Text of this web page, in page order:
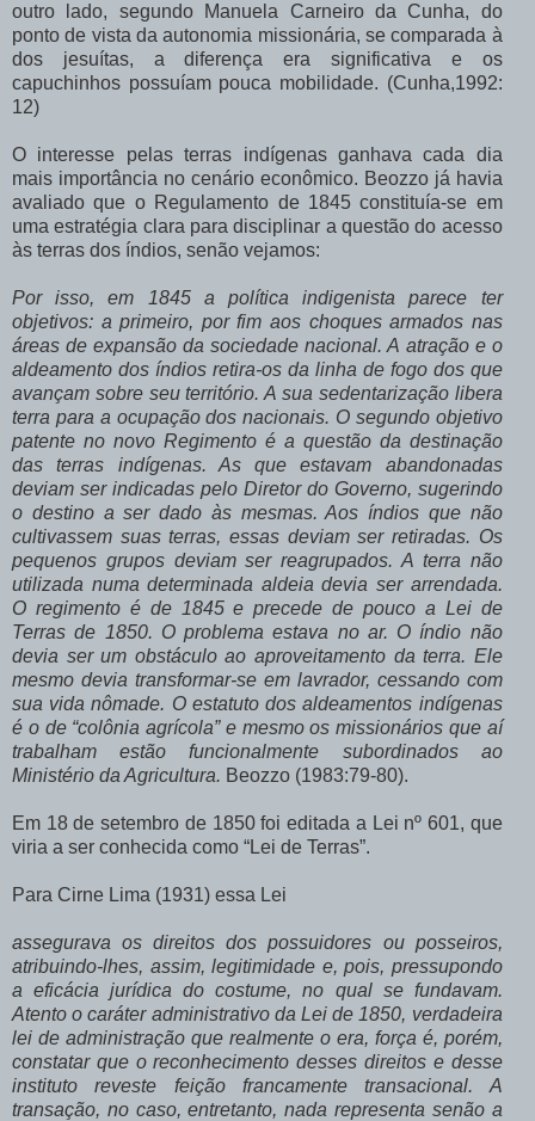
outro lado, segundo Manuela Carneiro da Cunha, do
ponto de vista da autonomia missionária, se comparada à
dos jesuítas, a diferença era significativa e os
capuchinhos possuíam pouca mobilidade. (Cunha,1992:
12)
O interesse pelas terras indígenas ganhava cada dia
mais importância no cenário econômico. Beozzo já havia
avaliado que o Regulamento de 1845 constituía-se em
uma estratégia clara para disciplinar a questão do acesso
às terras dos índios, senão vejamos:
Por isso, em 1845 a política indigenista parece ter
objetivos: a primeiro, por fim aos choques armados nas
áreas de expansão da sociedade nacional. A atração e o
aldeamento dos índios retira-os da linha de fogo dos que
avançam sobre seu território. A sua sedentarização libera
terra para a ocupação dos nacionais. O segundo objetivo
patente no novo Regimento é a questão da destinação
das terras indígenas. As que estavam abandonadas
deviam ser indicadas pelo Diretor do Governo, sugerindo
o destino a ser dado às mesmas. Aos índios que não
cultivassem suas terras, essas deviam ser retiradas. Os
pequenos grupos deviam ser reagrupados. A terra não
utilizada numa determinada aldeia devia ser arrendada.
O regimento é de 1845 e precede de pouco a Lei de
Terras de 1850. O problema estava no ar. O índio não
devia ser um obstáculo ao aproveitamento da terra. Ele
mesmo devia transformar-se em lavrador, cessando com
sua vida nômade. O estatuto dos aldeamentos indígenas
é o de “colônia agrícola” e mesmo os missionários que aí
trabalham estão funcionalmente subordinados ao
Ministério da Agricultura. Beozzo (1983:79-80).
Em 18 de setembro de 1850 foi editada a Lei nº 601, que
viria a ser conhecida como “Lei de Terras”.
Para Cirne Lima (1931) essa Lei
assegurava os direitos dos possuidores ou posseiros,
atribuindo-lhes, assim, legitimidade e, pois, pressupondo
a eficácia jurídica do costume, no qual se fundavam.
Atento o caráter administrativo da Lei de 1850, verdadeira
lei de administração que realmente o era, força é, porém,
constatar que o reconhecimento desses direitos e desse
instituto reveste feição francamente transacional. A
transação, no caso, entretanto, nada representa senão a